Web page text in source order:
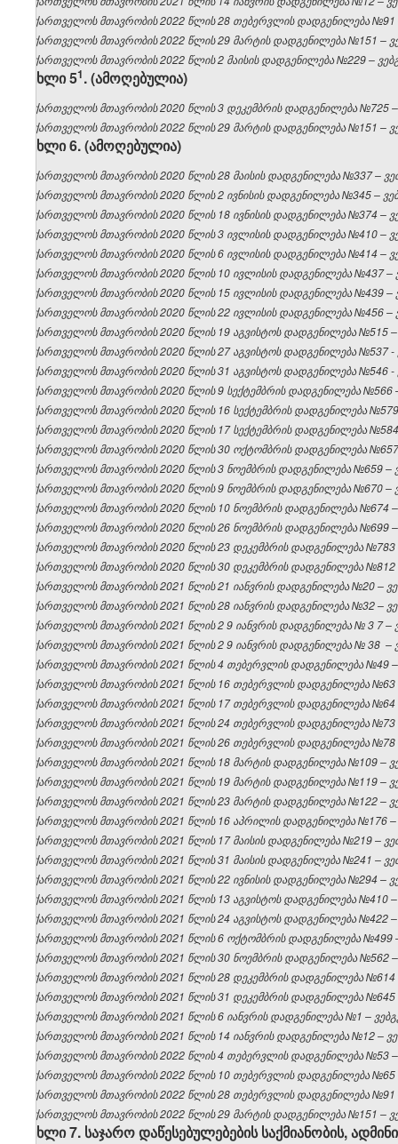
საქართველოს მთავრობის 2022 წლის 28 თებერვლის დადგენილება №91
საქართველოს მთავრობის 2022 წლის 29 მარტის დადგენილება №151 –
საქართველოს მთავრობის 2022 წლის 2 მაისის დადგენილება №229 –
მუხლი 5​1. (ამოღებულია)
საქართველოს მთავრობის 2020 წლის 3 დეკემბრის დადგენილება №725
საქართველოს მთავრობის 2022 წლის 29 მარტის დადგენილება №151 –
მუხლი6. (ამოღებულია)
საქართველოს მთავრობის 2020 წლის 28 მაისის დადგენილება №337 –
საქართველოს მთავრობის 2020 წლის 2 ივნისის დადგენილება №345 –
საქართველოს მთავრობის 2020 წლის 18 ივნისის დადგენილება №374 –
საქართველოს მთავრობის 2020 წლის 3 ივლისის დადგენილება №410 –
საქართველოს მთავრობის 2020 წლის 6 ივლისის დადგენილება №414 –
საქართველოს მთავრობის 2020 წლის 10 ივლისის დადგენილება №437 –
საქართველოს მთავრობის 2020 წლის 15 ივლისის დადგენილება №439 –
საქართველოს მთავრობის 2020 წლის 22 ივლისის დადგენილება №456 –
საქართველოს მთავრობის 2020 წლის 19 აგვისტოს დადგენილება №515
საქართველოს მთავრობის 2020 წლის 27 აგვისტოს დადგენილება №537 -
საქართველოს მთავრობის 2020 წლის 31 აგვისტოს დადგენილება №546 -
საქართველოს მთავრობის 2020 წლის 9 სექტემბრის დადგენილება №566
საქართველოს მთავრობის 2020 წლის 16 სექტემბრის დადგენილება
საქართველოს მთავრობის 2020 წლის 17 სექტემბრის დადგენილება
საქართველოს მთავრობის 2020 წლის 30 ოქტომბრის დადგენილება
საქართველოს მთავრობის 2020 წლის 3 ნოემბრის დადგენილება №659 –
საქართველოს მთავრობის 2020 წლის 9 ნოემბრის დადგენილება №670 –
საქართველოს მთავრობის 2020 წლის 10 ნოემბრის დადგენილება №674
საქართველოს მთავრობის 2020 წლის 26 ნოემბრის დადგენილება №699
საქართველოს მთავრობის 2020 წლის 23 დეკემბრის დადგენილება №783
საქართველოს მთავრობის 2020 წლის 30 დეკემბრის დადგენილება №812
საქართველოს მთავრობის 2021 წლის 21 იანვრის დადგენილება №20 –
საქართველოს მთავრობის 2021 წლის 28 იანვრის დადგენილება №32 –
საქართველოს მთავრობის2021 წლის 29 იანვრის დადგენილება№3 7 –
საქართველოს მთავრობის2021 წლის 29 იანვრის დადგენილება№38 –
საქართველოს მთავრობის 2021 წლის 4 თებერვლის დადგენილება №49 –
საქართველოს მთავრობის 2021 წლის 16 თებერვლის დადგენილება №63
საქართველოს მთავრობის 2021 წლის 17 თებერვლის დადგენილება №64
საქართველოს მთავრობის 2021 წლის 24 თებერვლის დადგენილება №73
საქართველოს მთავრობის 2021 წლის 26 თებერვლის დადგენილება №78
საქართველოს მთავრობის 2021 წლის 18 მარტის დადგენილება №109 –
საქართველოს მთავრობის 2021 წლის 19 მარტის დადგენილება №119 –
საქართველოს მთავრობის 2021 წლის 23 მარტის დადგენილება №122 –
საქართველოს მთავრობის 2021 წლის 16 აპრილის დადგენილება №176 –
საქართველოს მთავრობის 2021 წლის 17 მაისის დადგენილება №219 –
საქართველოს მთავრობის 2021 წლის 31 მაისის დადგენილება №241 –
საქართველოს მთავრობის 2021 წლის 22 ივნისის დადგენილება №294 –
საქართველოს მთავრობის 2021 წლის 13 აგვისტოს დადგენილება №410
საქართველოს მთავრობის 2021 წლის 24 აგვისტოს დადგენილება №422
საქართველოს მთავრობის 2021 წლის 6 ოქტომბრის დადგენილება №499
საქართველოს მთავრობის 2021 წლის 30 ნოემბრის დადგენილება №562
საქართველოს მთავრობის 2021 წლის 28 დეკემბრის დადგენილება №614
საქართველოს მთავრობის 2021 წლის 31 დეკემბრის დადგენილება №645
საქართველოს მთავრობის 2021 წლის 6 იანვრის დადგენილება №1 –
საქართველოს მთავრობის 2021 წლის 14 იანვრის დადგენილება №12 –
საქართველოს მთავრობის 2022 წლის 4 თებერვლის დადგენილება №53 –
საქართველოს მთავრობის 2022 წლის 10 თებერვლის დადგენილება №65
საქართველოს მთავრობის 2022 წლის 28 თებერვლის დადგენილება №91
საქართველოს მთავრობის 2022 წლის 29 მარტის დადგენილება №151 –
მუხლი 7. საჯარო დაწესებულებების საქმიანობის,